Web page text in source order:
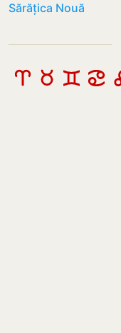
Sărățica Nouă